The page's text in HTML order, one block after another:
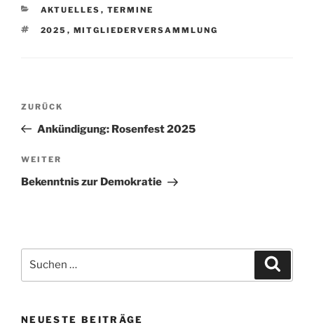
KATEGORIEN
AKTUELLES , TERMINE
SCHLAGWÖRTER
2025 , MITGLIEDERVERSAMMLUNG
Beitragsnavigation
Vorheriger
Beitrag
ZURÜCK
Ankündigung: Rosenfest 2025
Nächster
Beitrag
WEITER
Bekenntnis zur Demokratie
nach:
NEUESTE BEITRÄGE